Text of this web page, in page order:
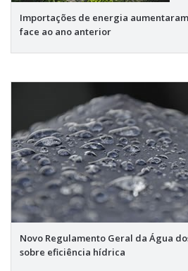
Importações de energia aumentaram
face ao ano anterior
Novo Regulamento Geral da Água
sobre eficiência hídrica